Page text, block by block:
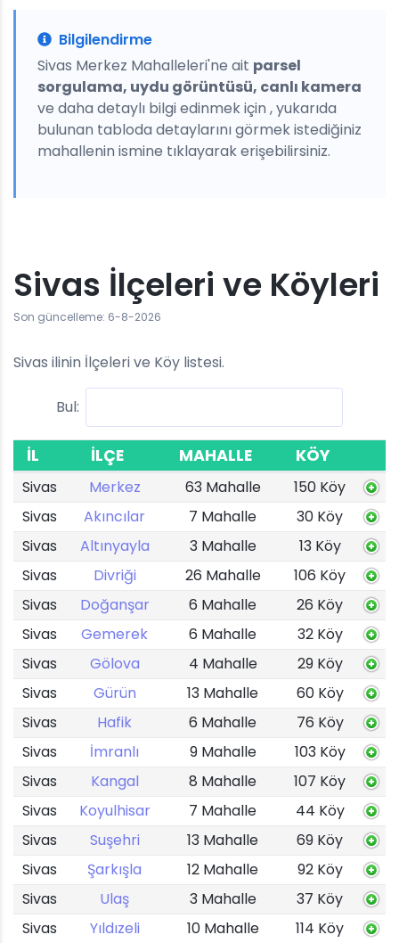
Bilgilendirme
Sivas Merkez Mahalleleri'ne ait parsel
sorgulama, uydu görüntüsü, canlı kamera
ve daha detaylı bilgi edinmek için , yukarıda
bulunan tabloda detaylarını görmek istediğiniz
mahallenin ismine tıklayarak erişebilirsiniz.
Sivas İlçeleri ve Köyleri
Son güncelleme: 6-8-2026
Sivas ilinin İlçeleri ve Köy listesi.
Bul:
İL İLÇE MAHALLE KÖY
Sivas Merkez 63 Mahalle
150 Köy
Sivas
Akıncılar 7 Mahalle
30 Köy
Sivas
Altınyayla 3 Mahalle
13 Köy
Sivas
Divriği 26 Mahalle
106 Köy
Sivas
Doğanşar 6 Mahalle
26 Köy
Sivas
Gemerek 6 Mahalle
32 Köy
Sivas
Gölova 4 Mahalle
29 Köy
Sivas
Gürün 13 Mahalle
60 Köy
Sivas
Hafik 6 Mahalle
76 Köy
Sivas
İmranlı 9 Mahalle
103 Köy
Sivas
Kangal 8 Mahalle
107 Köy
Sivas
Koyulhisar 7 Mahalle
44 Köy
Sivas
Suşehri 13 Mahalle
69 Köy
Sivas
Şarkışla 12 Mahalle
92 Köy
Sivas
Ulaş 3 Mahalle
37 Köy
Sivas
Yıldızeli 10 Mahalle
114 Köy